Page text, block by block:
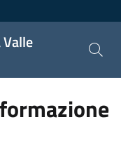
Valle